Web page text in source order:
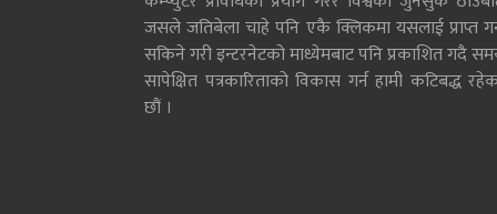
जसले जतिबेला चाहे पनि एकै क्लिकमा यसलाई प्राप्त
सकिने गरी इन्टरनेटको माध्येमबाट पनि प्रकाशित गदै
सापेक्षित पत्रकारिताको विकास गर्न हामी कटिबद्ध
छौं ।